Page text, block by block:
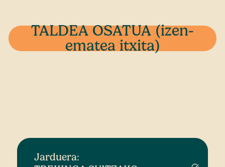
TALDEA OSATUA (izen-
ematea itxita)
Jarduera: